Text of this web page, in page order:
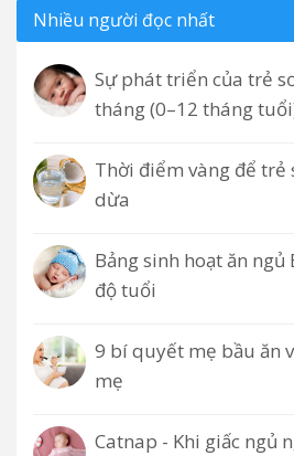
Nhiều người đọc nhất
Sự phát triển của trẻ
tháng (0–12 tháng
Thời điểm vàng để trẻ
dừa
Bảng sinh hoạt ăn ngủ
độ tuổi
9 bí quyết mẹ bầu ăn
mẹ
Catnap - Khi giấc ngủ